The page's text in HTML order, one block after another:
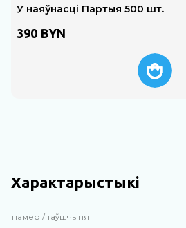
У наяўнасці Партыя 500 шт.
390 BYN
Характарыстыкі
памер / таўшчыня